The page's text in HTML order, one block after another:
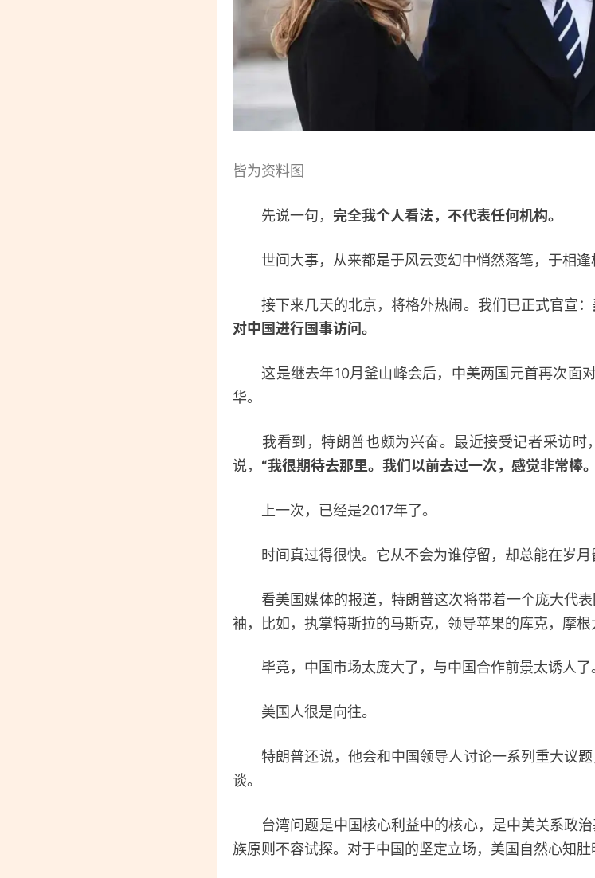
皆为资料图
先说一句， 完全我个人看法，不代表任何机构。
世间大事，从来都是于风云变幻中悄然落笔，于相逢
接下来几天的北京，将格外热闹。我们已正式官宣：
对中国进行国事访问。
这是继去年10月釜山峰会后，中美两国元首再次面
华。
我看到，特朗普也颇为兴奋。最近接受记者采访时
说， “我很期待去那里。我们以前去过一次，感觉非常棒
上一次，已经是2017年了。
时间真过得很快。它从不会为谁停留，却总能在岁月
看美国媒体的报道，特朗普这次将带着一个庞大代表
袖，比如，执掌特斯拉的马斯克，领导苹果的库克，摩根
毕竟，中国市场太庞大了，与中国合作前景太诱人了
美国人很是向往。
特朗普还说，他会和中国领导人讨论一系列重大议题
谈。
台湾问题是中国核心利益中的核心，是中美关系政治
族原则不容试探。对于中国的坚定立场，美国自然心知肚